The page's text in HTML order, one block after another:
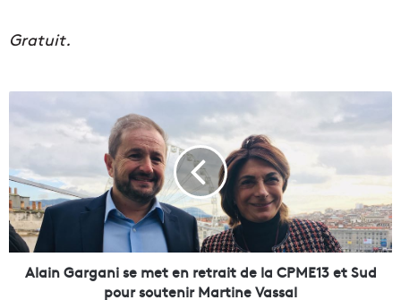
Gratuit.
n
G
a
r
g
Alain Gargani se met en retrait de la CPME13 et Sud
pour soutenir Martine Vassal